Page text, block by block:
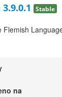
Stable
Flemish
na